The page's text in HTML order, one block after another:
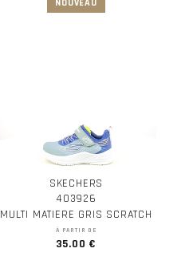
SKECHERS
403926
MULTI MATIERE GRIS SCRATCH
À PARTIR DE
35.00 €